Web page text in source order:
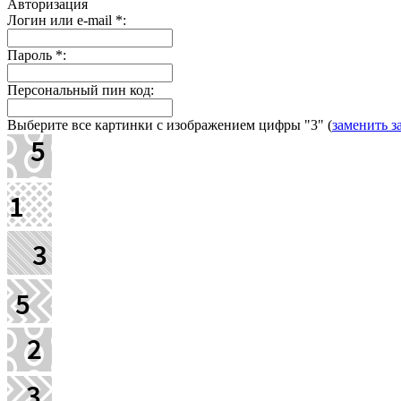
Авторизация
Логин или e-mail *:
Пароль *:
Персональный пин код:
Выберите все картинки с изображением цифры "3" (заменить